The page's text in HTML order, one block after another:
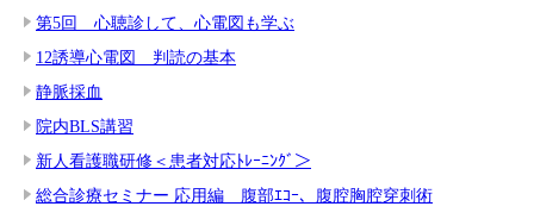
第5回 心聴診して、心電図も学ぶ
12誘導心電図 判読の基本
静脈採血
院内BLS講習
新人看護職研修＜患者対応ﾄﾚｰﾆﾝｸﾞ＞
総合診療セミナー 応用編 腹部ｴｺｰ、腹腔胸腔穿刺術